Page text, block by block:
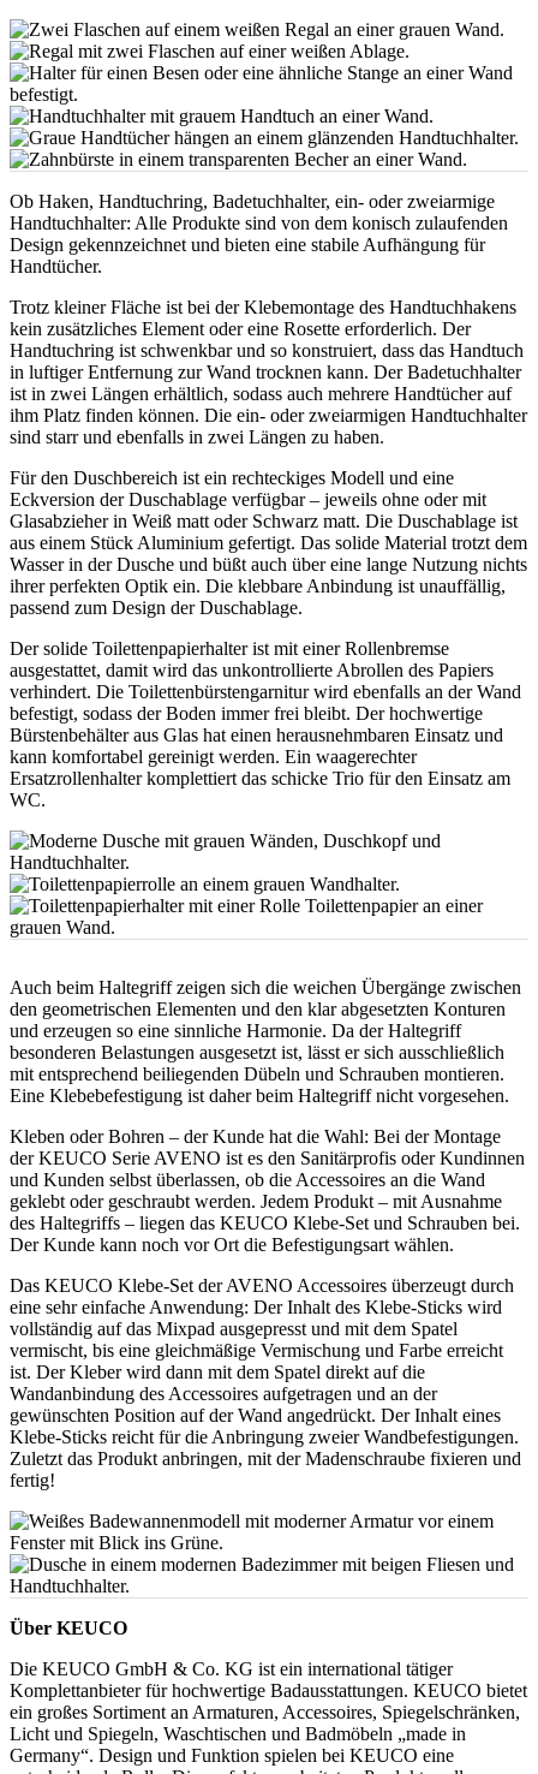
Ob Haken, Handtuchring, Badetuchhalter, ein- oder zweiarmige
Handtuchhalter: Alle Produkte sind von dem konisch zulaufenden
Design gekennzeichnet und bieten eine stabile Aufhängung für
Handtücher.
Trotz kleiner Fläche ist bei der Klebemontage des Handtuchhakens
kein zusätzliches Element oder eine Rosette erforderlich. Der
Handtuchring ist schwenkbar und so konstruiert, dass das Handtuch
in luftiger Entfernung zur Wand trocknen kann. Der Badetuchhalter
ist in zwei Längen erhältlich, sodass auch mehrere Handtücher auf
ihm Platz finden können. Die ein- oder zweiarmigen Handtuchhalter
sind starr und ebenfalls in zwei Längen zu haben.
Für den Duschbereich ist ein rechteckiges Modell und eine
Eckversion der Duschablage verfügbar – jeweils ohne oder mit
Glasabzieher in Weiß matt oder Schwarz matt. Die Duschablage ist
aus einem Stück Aluminium gefertigt. Das solide Material trotzt dem
Wasser in der Dusche und büßt auch über eine lange Nutzung nichts
ihrer perfekten Optik ein. Die klebbare Anbindung ist unauffällig,
passend zum Design der Duschablage.
Der solide Toilettenpapierhalter ist mit einer Rollenbremse
ausgestattet, damit wird das unkontrollierte Abrollen des Papiers
verhindert. Die Toilettenbürstengarnitur wird ebenfalls an der Wand
befestigt, sodass der Boden immer frei bleibt. Der hochwertige
Bürstenbehälter aus Glas hat einen herausnehmbaren Einsatz und
kann komfortabel gereinigt werden. Ein waagerechter
Ersatzrollenhalter komplettiert das schicke Trio für den Einsatz am
WC.
Auch beim Haltegriff zeigen sich die weichen Übergänge zwischen
den geometrischen Elementen und den klar abgesetzten Konturen
und erzeugen so eine sinnliche Harmonie. Da der Haltegriff
besonderen Belastungen ausgesetzt ist, lässt er sich ausschließlich
mit entsprechend beiliegenden Dübeln und Schrauben montieren.
Eine Klebebefestigung ist daher beim Haltegriff nicht vorgesehen.
Kleben oder Bohren – der Kunde hat die Wahl: Bei der Montage
der KEUCO Serie AVENO ist es den Sanitärprofis oder Kundinnen
und Kunden selbst überlassen, ob die Accessoires an die Wand
geklebt oder geschraubt werden. Jedem Produkt – mit Ausnahme
des Haltegriffs – liegen das KEUCO Klebe-Set und Schrauben bei.
Der Kunde kann noch vor Ort die Befestigungsart wählen.
Das KEUCO Klebe-Set der AVENO Accessoires überzeugt durch
eine sehr einfache Anwendung: Der Inhalt des Klebe-Sticks wird
vollständig auf das Mixpad ausgepresst und mit dem Spatel
vermischt, bis eine gleichmäßige Vermischung und Farbe erreicht
ist. Der Kleber wird dann mit dem Spatel direkt auf die
Wandanbindung des Accessoires aufgetragen und an der
gewünschten Position auf der Wand angedrückt. Der Inhalt eines
Klebe-Sticks reicht für die Anbringung zweier Wandbefestigungen.
Zuletzt das Produkt anbringen, mit der Madenschraube fixieren und
fertig!
Über KEUCO
Die KEUCO GmbH & Co. KG ist ein international tätiger
Komplettanbieter für hochwertige Badausstattungen. KEUCO bietet
ein großes Sortiment an Armaturen, Accessoires, Spiegelschränken,
Licht und Spiegeln, Waschtischen und Badmöbeln „made in
Germany“. Design und Funktion spielen bei KEUCO eine